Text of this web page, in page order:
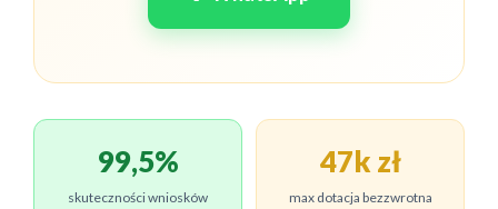
99,5%
skuteczności wniosków
47k zł
max dotacja bezzwrotna